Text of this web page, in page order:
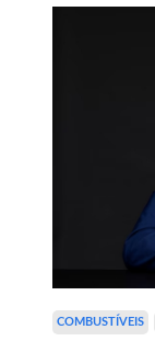
COMBUSTÍVEIS